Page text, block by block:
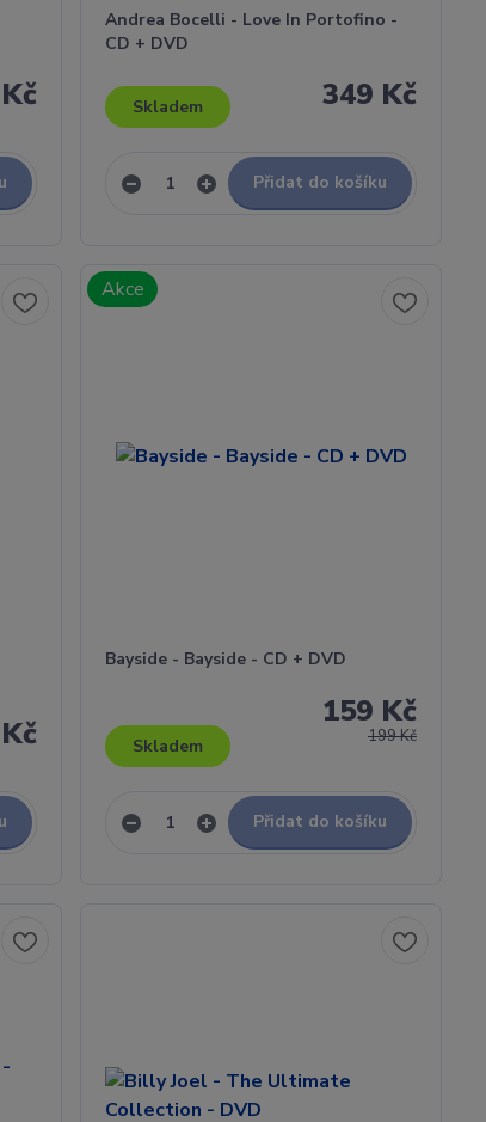
Andrea Bocelli - Love In Portofino -
CD + DVD
349 Kč
Skladem
Přidat do košíku
Akce
Bayside - Bayside - CD + DVD
199 Kč
159 Kč
Skladem
Přidat do košíku